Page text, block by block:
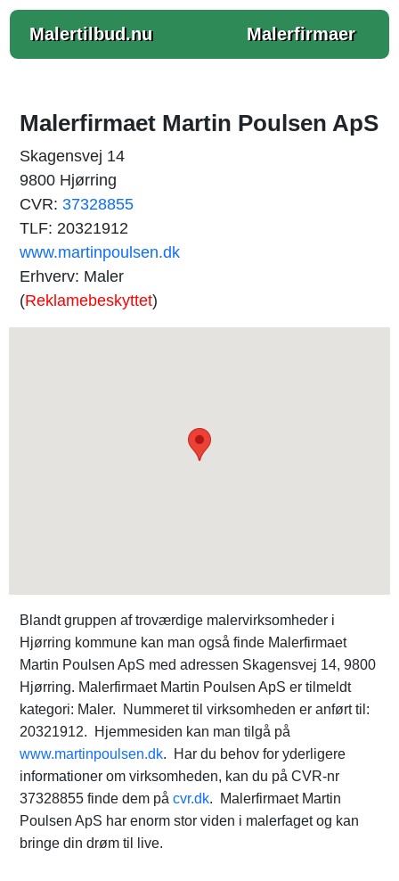
Malertilbud.nu Malerfirmaer
Malerfirmaet Martin Poulsen ApS
Skagensvej 14
9800 Hjørring
CVR: 37328855
TLF: 20321912
www.martinpoulsen.dk
Erhverv: Maler
(Reklamebeskyttet)
Blandt gruppen af troværdige malervirksomheder i
Hjørring kommune kan man også finde Malerfirmaet
Martin Poulsen ApS med adressen Skagensvej 14, 9800
Hjørring. Malerfirmaet Martin Poulsen ApS er tilmeldt
kategori: Maler. Nummeret til virksomheden er anført til:
20321912. Hjemmesiden kan man tilgå på
www.martinpoulsen.dk. Har du behov for yderligere
informationer om virksomheden, kan du på CVR-nr
37328855 finde dem på cvr.dk. Malerfirmaet Martin
Poulsen ApS har enorm stor viden i malerfaget og kan
bringe din drøm til live.